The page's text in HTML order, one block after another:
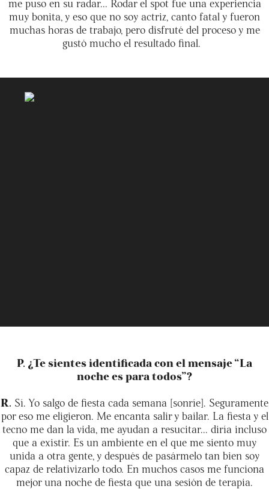
muy bonita, y eso que no soy actriz, canto fatal y fueron
muchas horas de trabajo, pero disfruté del proceso y me
gustó mucho el resultado final.
P. ¿Te sientes identificada con el mensaje “La
noche es para todos”?
R. Sí. Yo salgo de fiesta cada semana [sonríe]. Seguramente
por eso me eligieron. Me encanta salir y bailar. La fiesta y el
tecno me dan la vida, me ayudan a resucitar... diría incluso
que a existir. Es un ambiente en el que me siento muy
unida a otra gente, y después de pasármelo tan bien soy
capaz de relativizarlo todo. En muchos casos me funciona
mejor una noche de fiesta que una sesión de terapia.